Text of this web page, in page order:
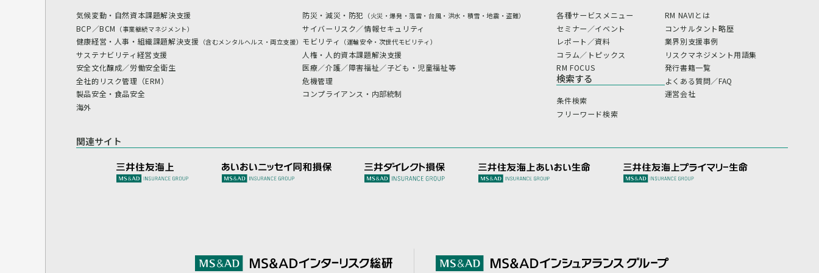
気候変動・自然資本課題解決支援
BCP／BCM （事業継続マネジメント）
健康経営・人事・組織課題解決支援 （含むメンタルヘルス・両立支援）
サステナビリティ経営支援
安全文化醸成／労働安全衛生
全社的リスク管理（ERM）
製品安全・食品安全
海外
防災・減災・防犯 （火災・爆発・落雷・台風・洪水・積雪・地震・盗難）
サイバーリスク／情報セキュリティ
モビリティ （運輸安全・次世代モビリティ）
人権・人的資本課題解決支援
医療／介護／障害福祉／子ども・児童福祉等
危機管理
コンプライアンス・内部統制
各種サービスメニュー
セミナー／イベント
レポート／資料
コラム／トピックス
RM FOCUS
検索する
条件検索
フリーワード検索
RM NAVIとは
コンサルタント略歴
業界別支援事例
リスクマネジメント用語集
発行書籍一覧
よくある質問／FAQ
運営会社
関連サイト